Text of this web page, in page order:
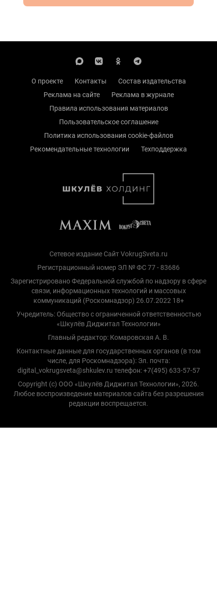
О проекте Контакты
Состав издательства
Реклама на сайте
Реклама в журнале
Правила использования материалов
Пользовательское соглашение
Политика использования cookie-файлов
Рекомендательные технологии
Техподдержка
Сетевое издание Сайт VokrugSveta.ru
Регистрационный номер ЭЛ № ФС 77 - 83686
Зарегистрировано Федеральной службой по надзору в сфере
связи, информационных технологий и массовых
коммуникаций (Роскомнадзор) 26.07.2022 18+
Учредитель: Общество с ограниченной ответственностью
«Шкулёв Диджитал Технологии»
Главный редактор: Комаровская А. В.
Контактные данные для государственных органов (в том
числе, для Роскомнадзора): Эл. почта:
digital_vokrugsveta@shkulev.ru телефон: +7(495) 633-57-57
Copyright (с) ООО «Шкулёв Диджитал Технологии», 2026.
Любое воспроизведение материалов сайта без разрешения
редакции воспрещается.